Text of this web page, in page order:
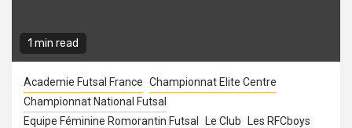
1 min read
Academie Futsal France Championnat Elite Centre
Championnat National Futsal
Equipe Féminine Romorantin Futsal
Le Club
Les RFCboys